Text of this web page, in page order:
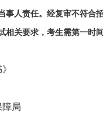
事人责任。经复审不符合
关要求，考生需第一时间
障局